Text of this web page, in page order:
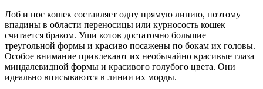
Лоб и нос кошек составляет одну прямую линию, поэтому
впадины в области переносицы или курносость кошек
считается браком. Уши котов достаточно большие
треугольной формы и красиво посажены по бокам их головы.
Особое внимание привлекают их необычайно красивые глаза
миндалевидной формы и красивого голубого цвета. Они
идеально вписываются в линии их морды.